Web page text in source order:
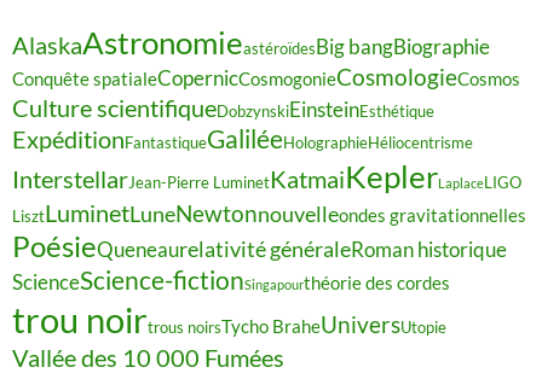
AlaskaAstronomieastéroïdesBig bangBiographie
Conquête spatialeCopernicCosmogonieCosmologieCosmos
Culture scientifiqueDobzynskiEinsteinEsthétique
ExpéditionFantastiqueGaliléeHolographieHéliocentrisme
InterstellarJean-Pierre LuminetKatmaiKeplerLaplaceLIGO
LisztLuminetLuneNewtonnouvelleondes gravitationnelles
PoésieQueneaurelativité généraleRoman historique
ScienceScience-fictionSingapourthéorie des cordes
trou noirtrous noirsTycho BraheUniversUtopie
Vallée des 10 000 Fumées